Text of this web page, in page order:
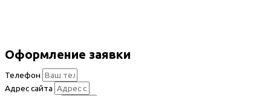
Оформление заявки
Телефон
Адрес сайта